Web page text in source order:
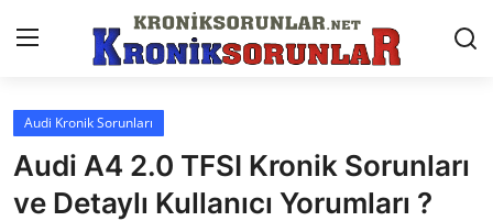
Anasayfa
Markalar
Audi Kronik Sorunları
Audi A4 2.0 TFSI Kronik Sorunları
ve Detaylı Kullanıcı Yorumları ?